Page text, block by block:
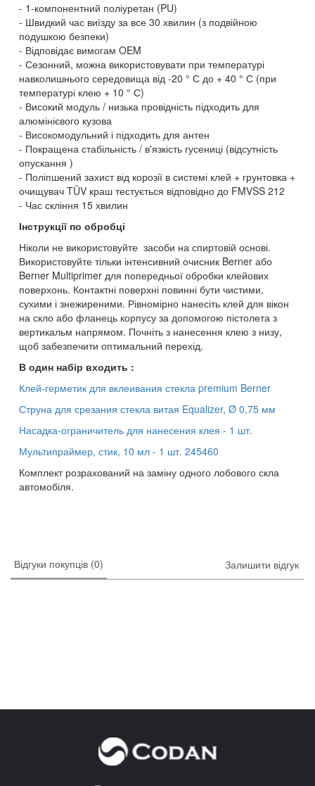
1-компонентний поліуретан (PU)
Швидкий час виїзду за все 30 хвилин (з подвійною
подушкою безпеки)
Відповідає вимогам OEM
Сезонний, можна використовувати при температурі
навколишнього середовища від -20 ° С до + 40 ° С (при
температурі клею + 10 ° С)
Високий модуль / низька провідність підходить для
алюмінієвого кузова
Високомодульний і підходить для антен
Покращена стабільність / в'язкість гусениці (відсутність
опускання )
Поліпшений захист від корозії в системі клей + грунтовка +
очищувач TÜV краш тестується відповідно до FMVSS 212
Час скління 15 хвилин
Інструкції по обробці
Ніколи не використовуйте засоби на спиртовій основі.
Використовуйте тільки інтенсивний очисник Berner або
Berner Multiprimer для попередньої обробки клейових
поверхонь. Контактні поверхні повинні бути чистими,
сухими і знежиреними. Рівномірно нанесіть клей для вікон
на скло або фланець корпусу за допомогою пістолета з
вертикальм напрямом. Почніть з нанесення клею з низу,
щоб забезпечити оптимальний перехід.
В один набір входить :
Клей-герметик для вклеивания стекла premium Berner
Струна для срезания стекла витая Equalizer, Ø 0,75 мм
Насадка-ограничитель для нанесения клея - 1 шт.
Мультипраймер, стик, 10 мл - 1 шт. 245460
Комплект розрахований на заміну одного лобового скла
автомобіля.
Відгуки покупців (0) Залишити відгук